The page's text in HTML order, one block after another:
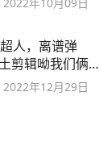
人，离谱弹
剪辑呦我们俩真
2022年12月29日